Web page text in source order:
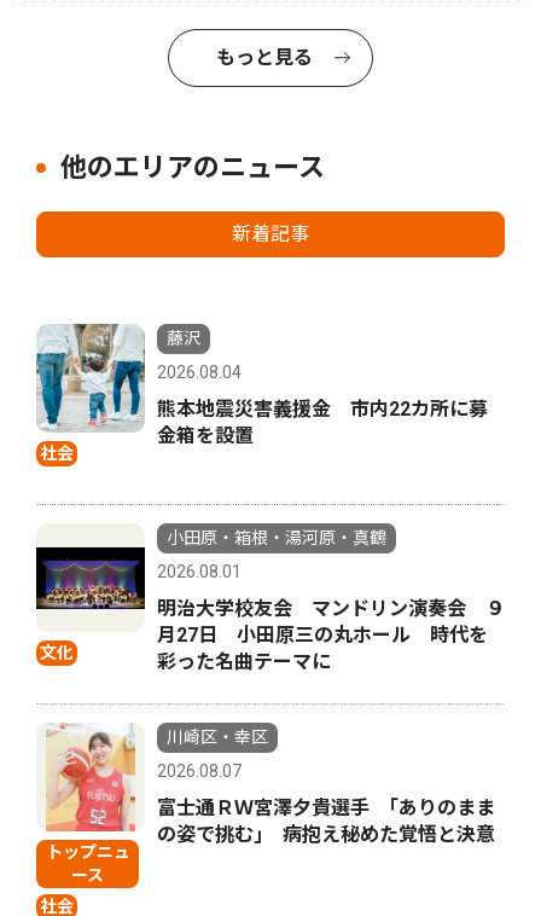
もっと見る
他のエリアのニュース
新着記事
社会
藤沢
2026.08.04
熊本地震災害義援金 市内22カ所に募
金箱を設置
文化
小田原・箱根・湯河原・真鶴
2026.08.01
明治大学校友会 マンドリン演奏会 ９
月27日 小田原三の丸ホール 時代を
彩った名曲テーマに
トップニュ
ース
社会
川崎区・幸区
2026.08.07
富士通ＲＷ宮澤夕貴選手 ｢ありのまま
の姿で挑む｣ 病抱え秘めた覚悟と決意